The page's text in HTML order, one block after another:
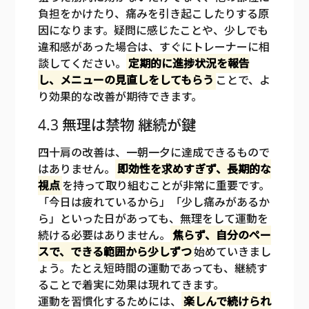
負担をかけたり、痛みを引き起こしたりする原
因になります。疑問に感じたことや、少しでも
違和感があった場合は、すぐにトレーナーに相
談してください。 定期的に進捗状況を報告
し、メニューの見直しをしてもらう ことで、よ
り効果的な改善が期待できます。
4.3 無理は禁物 継続が鍵
四十肩の改善は、一朝一夕に達成できるもので
はありません。 即効性を求めすぎず、長期的な
視点を持って取り組むことが非常に重要です。
「今日は疲れているから」「少し痛みがあるか
ら」といった日があっても、無理をして運動を
続ける必要はありません。 焦らず、自分のペー
スで、できる範囲から少しずつ始めていきまし
ょう。たとえ短時間の運動であっても、継続す
ることで着実に効果は現れてきます。
運動を習慣化するためには、 楽しんで続けられ